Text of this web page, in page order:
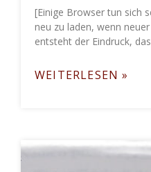
[Einige Browser tun sich
neu zu laden, wenn
entsteht der Eindruck,
WEITERLESEN »